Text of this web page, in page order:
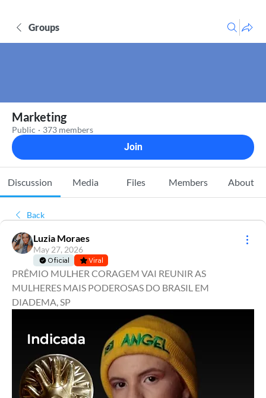
Groups
Marketing
Public · 373 members
Join
Discussion Media Files Members About
Back
Luzia Moraes
May 27, 2026
Oficial Viral
PRÊMIO MULHER CORAGEM VAI REUNIR AS
MULHERES MAIS PODEROSAS DO BRASIL EM
DIADEMA, SP